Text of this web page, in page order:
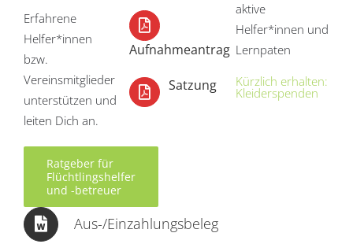
Erfahrene
Helfer*innen
bzw.
Vereinsmitglieder
unterstützen und
leiten Dich an.
Ratgeber für
Flüchtlingshelfer
und -betreuer
Aus-/Einzahlungsbeleg
Aufnahmeantrag
Satzung
aktive
Helfer*innen und
Lernpaten
Kürzlich erhalten:
Kleiderspenden